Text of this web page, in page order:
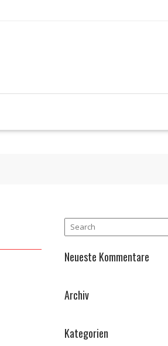
Neueste Kommentare
Archiv
Kategorien